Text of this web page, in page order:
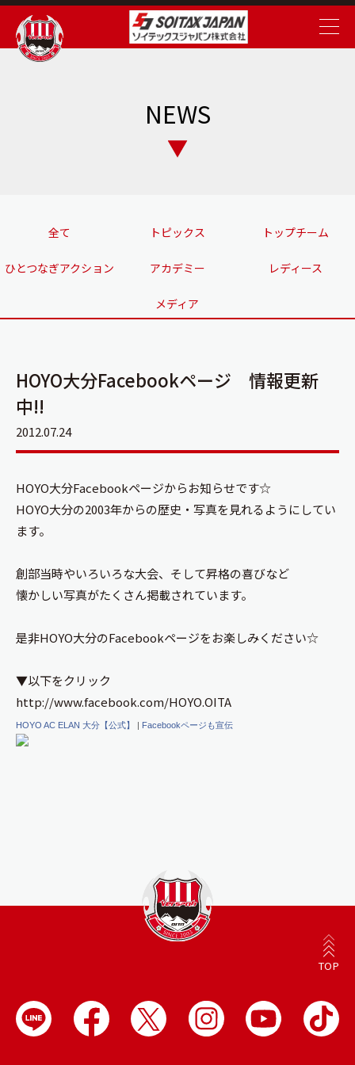
NEWS
全て トピックス トップチーム
ひとつなぎアクション アカデミー レディース
メディア
HOYO大分Facebookページ 情報更新
中!!
2012.07.24
HOYO大分Facebookページからお知らせです☆
HOYO大分の2003年からの歴史・写真を見れるようにしてい
ます。
創部当時やいろいろな大会、そして昇格の喜びなど
懐かしい写真がたくさん掲載されています。
是非HOYO大分のFacebookページをお楽しみください☆
▼以下をクリック
http://www.facebook.com/HOYO.OITA
HOYO AC ELAN 大分【公式】 | Facebookページも宣伝
TOP